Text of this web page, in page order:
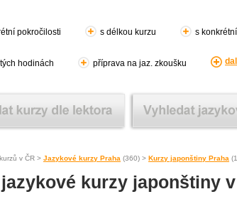
pokročilosti s délkou kurzu s
hodinách příprava na jaz. zkoušku
v ČR > Jazykové kurzy Praha (360) > Kurzy japonštiny Praha
kurzy japonštiny